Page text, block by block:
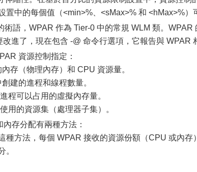
置中的每個值（<min>%、<sMax>% 和 <hMax>%）
術語，WPAR 作為 Tier-0 中的常規 WLM 類。WPAR
進了，現在包含 -@ 命令行選項，它報告與 WPAR
資源控制指定：
存（物理內存）和 CPU 資源量。
建的進程和線程數量。
程可以占用的虛擬內存量。
用的資源集（處理器子集）。
存分配有兩種方法：
種方法，每個 WPAR 接收的資源份額（CPU 或內存
。